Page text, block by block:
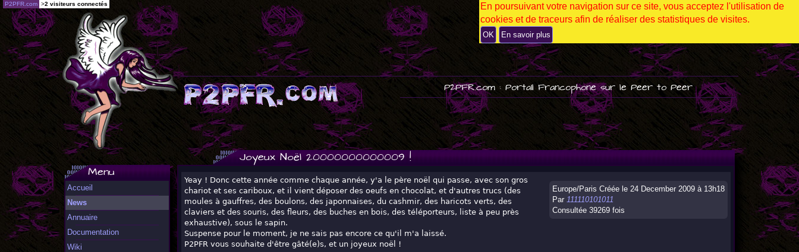
P
U
B
P2PFR.com : Portail Francophone sur le Peer to Peer
Menu
Accueil
News
Annuaire
Documentation
Wiki
Joyeux Noël 20000000000009 !
Europe/Paris Créée le 24 December 2009 à 13h18
Par 111110101011
Consultée 39269 fois
Yeay ! Donc cette année comme chaque année, y'a le père noël qui passe, avec son gros
chariot et ses cariboux, et il vient déposer des oeufs en chocolat, et d'autres trucs (des
moules à gauffres, des boulons, des japonnaises, du cashmir, des haricots verts, des
claviers et des souris, des fleurs, des buches en bois, des téléporteurs, liste à peu près
exhaustive), sous le sapin.
Suspense pour le moment, je ne sais pas encore ce qu'il m'a laissé.
P2PFR vous souhaite d'être gâté(e)s, et un joyeux noël !
P2PFR.com >2 visiteurs connectés
En poursuivant votre navigation sur ce site, vous acceptez l'utilisation de
cookies et de traceurs afin de réaliser des statistiques de visites.
OK En savoir plus